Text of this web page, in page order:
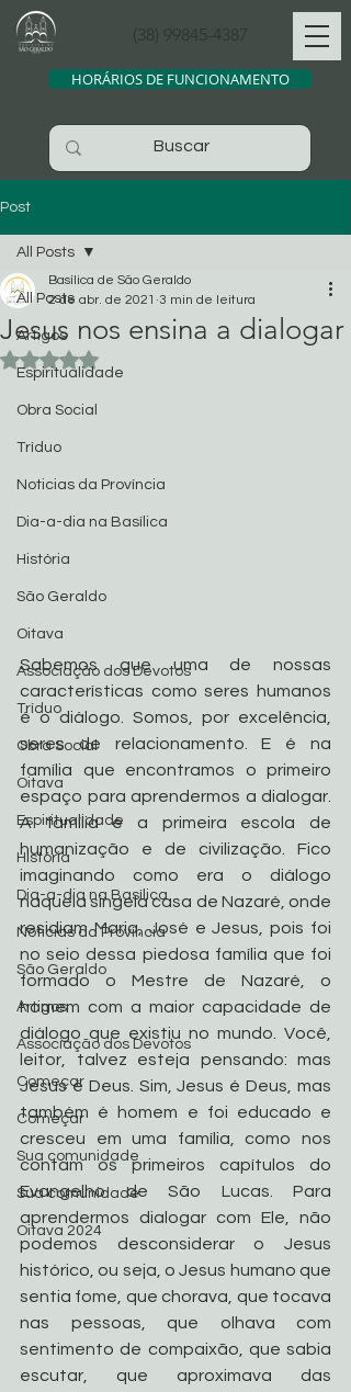
(38) 99845-4387
HORÁRIOS DE FUNCIONAMENTO
Post
All Posts
Artigos
Espiritualidade
Obra Social
Tríduo
Noticias da Província
Dia-a-dia na Basílica
História
São Geraldo
Oitava
Associação dos Devotos
Tríduo
Obra Social
Oitava
Espiritualidade
História
Dia-a-dia na Basílica
Noticias da Província
São Geraldo
Artigos
Associação dos Devotos
Começar
Começar
Sua comunidade
Sua comunidade
Oitava 2024
All Posts
Jesus nos ensina a dialogar
Basílica de São Geraldo
2 de abr. de 2021 3 min de leitura
Avaliado com NaN de 5 estrelas.
Sabemos que uma de nossas
características como seres humanos
é o diálogo. Somos, por excelência,
seres de relacionamento. E é na
família que encontramos o primeiro
espaço para aprendermos a dialogar.
A família é a primeira escola de
humanização e de civilização. Fico
imaginando como era o diálogo
naquela singela casa de Nazaré, onde
residiam Maria, José e Jesus, pois foi
no seio dessa piedosa família que foi
formado o Mestre de Nazaré, o
homem com a maior capacidade de
diálogo que existiu no mundo. Você,
leitor, talvez esteja pensando: mas
Jesus é Deus. Sim, Jesus é Deus, mas
também é homem e foi educado e
cresceu em uma família, como nos
contam os primeiros capítulos do
Evangelho de São Lucas. Para
aprendermos dialogar com Ele, não
podemos desconsiderar o Jesus
histórico, ou seja, o Jesus humano que
sentia fome, que chorava, que tocava
nas pessoas, que olhava com
sentimento de compaixão, que sabia
escutar, que aproximava das